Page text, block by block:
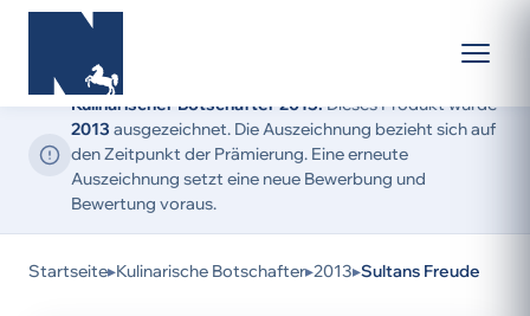
Kulinarischer Botschafter 2013:Dieses Produkt wurde
2013 ausgezeichnet. Die Auszeichnung bezieht sich auf
den Zeitpunkt der Prämierung. Eine erneute
Auszeichnung setzt eine neue Bewerbung und
Bewertung voraus.
Startseite▸Kulinarische Botschafter▸2013▸Sultans Freude